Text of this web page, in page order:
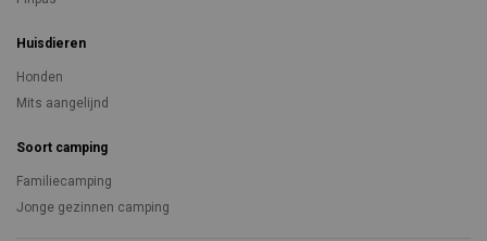
Huisdieren
Honden
Mits aangelijnd
Soort camping
Familiecamping
Jonge gezinnen camping